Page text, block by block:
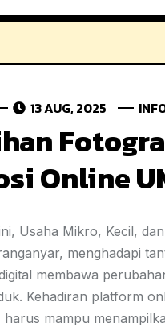
13 AUG, 2025
Online
Usaha Mikro, Kecil,
menghadapi
membawa
Kehadiran platform
harus mampu